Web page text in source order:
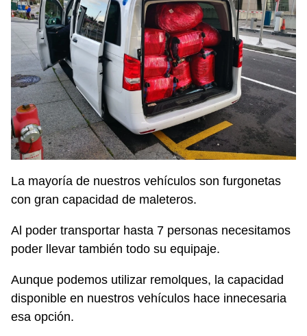
La mayoría de nuestros vehículos son furgonetas
con gran capacidad de maleteros.
Al poder transportar hasta 7 personas necesitamos
poder llevar también todo su equipaje.
Aunque podemos utilizar remolques, la capacidad
disponible en nuestros vehículos hace innecesaria
esa opción.